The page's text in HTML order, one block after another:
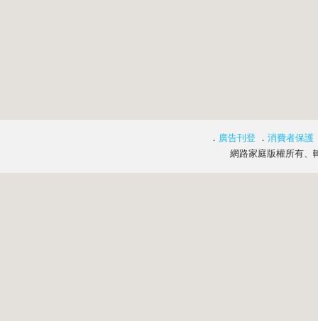
． 廣告刊登 ． 消費者保護
網路家庭版權所有、